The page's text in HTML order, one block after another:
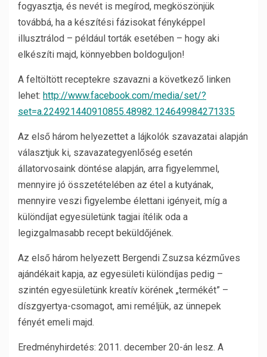
fogyasztja, és nevét is megírod, megköszönjük
továbbá, ha a készítési fázisokat fényképpel
illusztrálod – például torták esetében – hogy aki
elkészíti majd, könnyebben boldoguljon!
A feltöltött receptekre szavazni a következő linken
lehet: http://www.facebook.com/media/set/?
set=a.224921440910855.48982.124649984271335
Az első három helyezettet a lájkolók szavazatai alapján
választjuk ki, szavazategyenlőség esetén
állatorvosaink döntése alapján, arra figyelemmel,
mennyire jó összetételében az étel a kutyának,
mennyire veszi figyelembe élettani igényeit, míg a
különdíjat egyesületünk tagjai ítélik oda a
legizgalmasabb recept beküldőjének.
Az első három helyezett Bergendi Zsuzsa kézműves
ajándékait kapja, az egyesületi különdíjas pedig –
szintén egyesületünk kreatív körének „termékét” –
díszgyertya-csomagot, ami reméljük, az ünnepek
fényét emeli majd.
Eredményhirdetés: 2011. december 20-án lesz. A